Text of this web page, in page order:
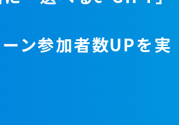
ン参加者数UPを実